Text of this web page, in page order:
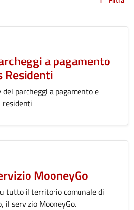
a pagamento
Residenti
parcheggi a pagamento e
residenti
MooneyGo
tutto il territorio comunale di
il servizio MooneyGo.